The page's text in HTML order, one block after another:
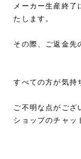
メーカー生産終了
たします。
その際、ご返金先
すべての方が気持
ご不明な点がござ
ショップのチャッ